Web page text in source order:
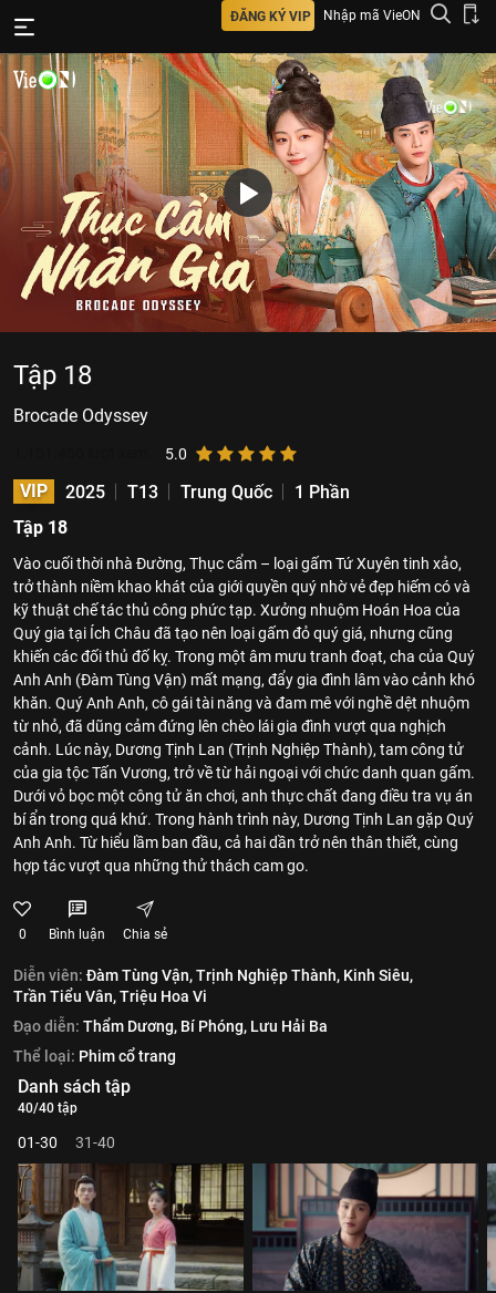
ĐĂNG KÝ VIP Nhập mã VieON
Tập 18
Brocade Odyssey
5.0
VIP 2025 T13 Trung Quốc
1 Phần
Tập 18
Vào cuối thời nhà Đường, Thục cẩm – loại gấm Tứ Xuyên tinh xảo,
trở thành niềm khao khát của giới quyền quý nhờ vẻ đẹp hiếm có và
kỹ thuật chế tác thủ công phức tạp. Xưởng nhuộm Hoán Hoa của
Quý gia tại Ích Châu đã tạo nên loại gấm đỏ quý giá, nhưng cũng
khiến các đối thủ đố kỵ. Trong một âm mưu tranh đoạt, cha của Quý
Anh Anh (Đàm Tùng Vận) mất mạng, đẩy gia đình lâm vào cảnh khó
khăn. Quý Anh Anh, cô gái tài năng và đam mê với nghề dệt nhuộm
từ nhỏ, đã dũng cảm đứng lên chèo lái gia đình vượt qua nghịch
cảnh. Lúc này, Dương Tịnh Lan (Trịnh Nghiệp Thành), tam công tử
của gia tộc Tấn Vương, trở về từ hải ngoại với chức danh quan gấm.
Dưới vỏ bọc một công tử ăn chơi, anh thực chất đang điều tra vụ án
bí ẩn trong quá khứ. Trong hành trình này, Dương Tịnh Lan gặp Quý
Anh Anh. Từ hiểu lầm ban đầu, cả hai dần trở nên thân thiết, cùng
hợp tác vượt qua những thử thách cam go.
0 Bình luận Chia sẻ
Diễn viên: Đàm Tùng Vận,Trịnh Nghiệp Thành, Kinh Siêu,
Trần Tiểu Vân,Triệu Hoa Vi
Đạo diễn: Thẩm Dương, Bí Phóng, Lưu Hải Ba
Thể loại: Phim cổ trang
Danh sách tập
40/40 tập
01-30 31-40